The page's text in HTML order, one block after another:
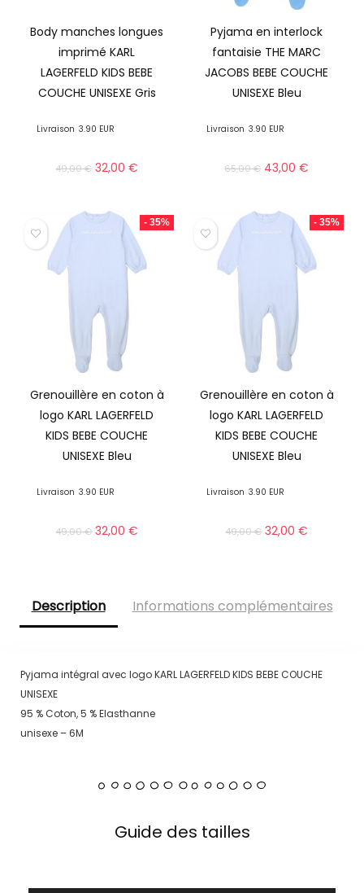
Body manches longues
imprimé KARL
LAGERFELD KIDS BEBE
COUCHE UNISEXE Gris
Livraison 3.90 EUR
49,00€ 32,00€
Pyjama en interlock
fantaisie THE MARC
JACOBS BEBE COUCHE
UNISEXE Bleu
Livraison 3.90 EUR
65,00€ 43,00€
- 35%
Grenouillère en coton à
logo KARL LAGERFELD
KIDS BEBE COUCHE
UNISEXE Bleu
Livraison 3.90 EUR
49,00€ 32,00€
- 35%
Grenouillère en coton à
logo KARL LAGERFELD
KIDS BEBE COUCHE
UNISEXE Bleu
Livraison 3.90 EUR
49,00€ 32,00€
Description Informations complémentaires
Pyjama intégral avec logo KARL LAGERFELD KIDS BEBE COUCHE
UNISEXE
95 % Coton, 5 % Elasthanne
unisexe – 6M
Guide des tailles